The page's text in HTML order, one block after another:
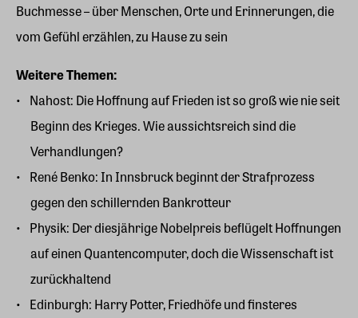
Buchmesse – über Menschen, Orte und Erinnerungen, die
vom Gefühl erzählen, zu Hause zu sein
Weitere Themen:
Nahost: Die Hoffnung auf Frieden ist so groß wie nie seit
Beginn des Krieges. Wie aussichtsreich sind die
Verhandlungen?
René Benko: In Innsbruck beginnt der Strafprozess
gegen den schillernden Bankrotteur
Physik: Der diesjährige Nobelpreis beflügelt Hoffnungen
auf einen Quantencomputer, doch die Wissenschaft ist
zurückhaltend
Edinburgh: Harry Potter, Friedhöfe und finsteres